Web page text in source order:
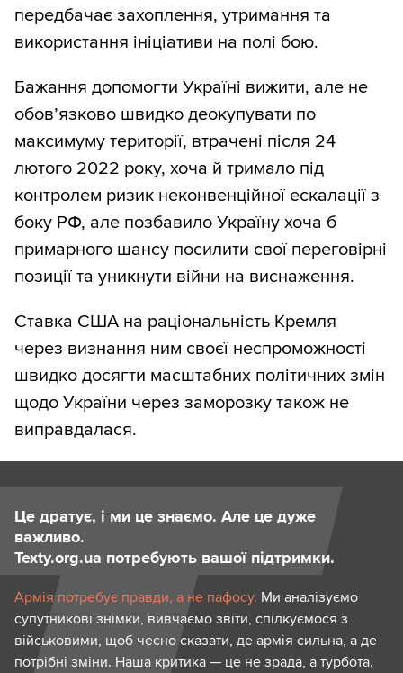
передбачає захоплення, утримання та
використання ініціативи на полі бою.
Бажання допомогти Україні вижити, але не
обов’язково швидко деокупувати по
максимуму території, втрачені після 24
лютого 2022 року, хоча й тримало під
контролем ризик неконвенційної ескалації з
боку РФ, але позбавило Україну хоча б
примарного шансу посилити свої переговірні
позиції та уникнути війни на виснаження.
Ставка США на раціональність Кремля
через визнання ним своєї неспроможності
швидко досягти масштабних політичних змін
щодо України через заморозку також не
виправдалася.
Це дратує, і ми це знаємо. Але це дуже
важливо.
Texty.org.ua потребують вашої підтримки.
Армія потребує правди, а не пафосу. Ми аналізуємо
супутникові знімки, вивчаємо звіти, спілкуємося з
військовими, щоб чесно сказати, де армія сильна, а де
потрібні зміни. Наша критика — це не зрада, а турбота.